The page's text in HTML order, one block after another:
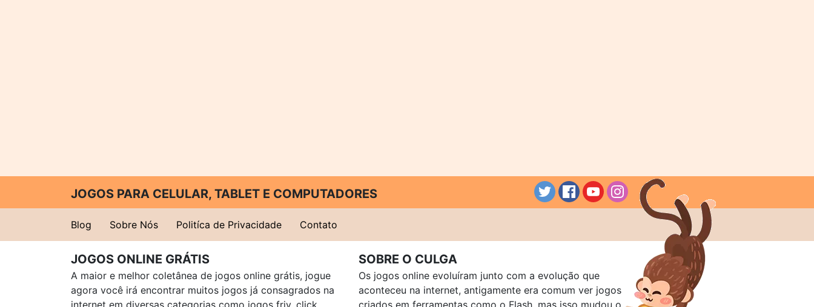
JOGOS PARA CELULAR, TABLET E COMPUTADORES
Blog Sobre Nós Politíca de Privacidade Contato
JOGOS ONLINE GRÁTIS
A maior e melhor coletânea de jogos online grátis, jogue
agora você irá encontrar muitos jogos já consagrados na
internet em diversas categorias como jogos friv, click
SOBRE O CULGA
Os jogos online evoluíram junto com a evolução que
aconteceu na internet, antigamente era comum ver jogos
criados em ferramentas como o Flash, mas isso mudou o